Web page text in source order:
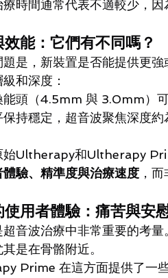
療時間通常代表不適較少，
能：它們有不同嗎？
是，新裝置是否能提供更
和深度：
能頭（4.5mm 與 3.0mm）
保持穩定，超音波聚焦深度
始Ultherapy和Ultherapy
體驗、精準度與治療速度 ，
使用者體驗：痛苦與安
音波治療中非常重要的考
是在骨骼附近。
Prime 在這方面提供了一